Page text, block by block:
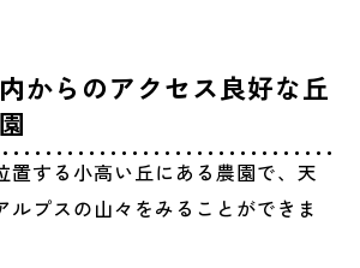
からのアクセス良好な丘
置する小高い丘にある農園で、天
ルプスの山々をみることができま